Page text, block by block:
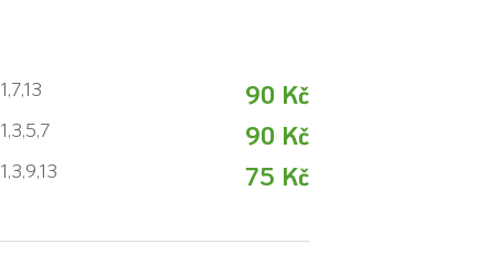
1,7,13
90 Kč
1,3,5,7
90 Kč
1,3,9,13 75 Kč